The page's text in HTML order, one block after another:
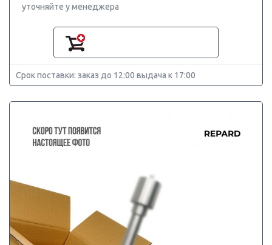
уточняйте у менеджера
Срок поставки: заказ до 12:00 выдача к 17:00